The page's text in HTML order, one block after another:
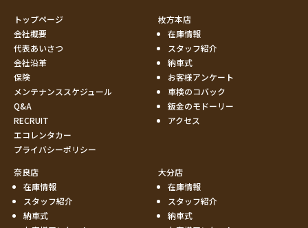
トップページ
会社概要
代表あいさつ
会社沿革
保険
メンテナンススケジュール
Q&A
RECRUIT
エコレンタカー
プライバシーポリシー
枚方本店
在庫情報
スタッフ紹介
納車式
お客様アンケート
車検のコバック
鈑金のモドーリー
アクセス
奈良店
在庫情報
スタッフ紹介
納車式
大分店
在庫情報
スタッフ紹介
納車式